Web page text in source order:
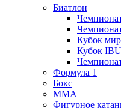
Биатлон
Кубок
Кубок IBU
Формула 1
Бокс
MMA
Фигурное